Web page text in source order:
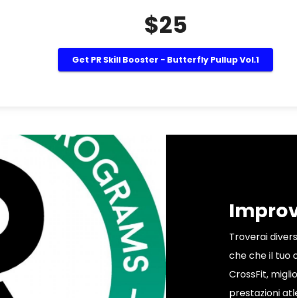
$25
Get PR Skill Booster - Butterfly Pullup Vol.1
Troverai
che che il tuo
CrossFit,
prestazioni